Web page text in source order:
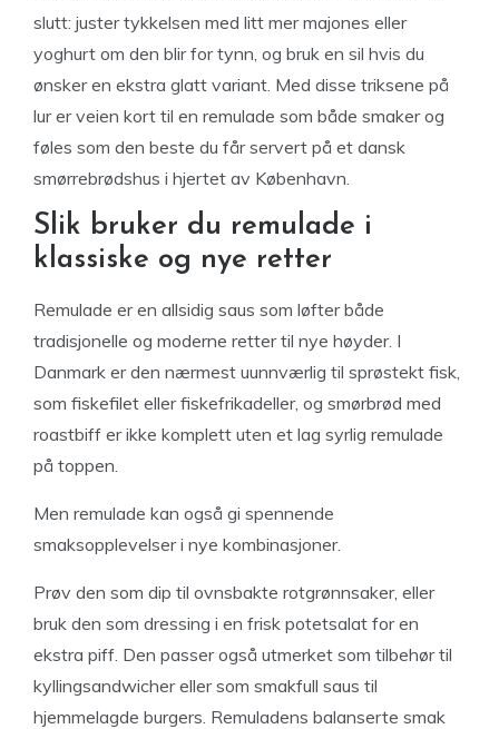
slutt: juster tykkelsen med litt mer majones eller
yoghurt om den blir for tynn, og bruk en sil hvis du
ønsker en ekstra glatt variant. Med disse triksene på
lur er veien kort til en remulade som både smaker og
føles som den beste du får servert på et dansk
smørrebrødshus i hjertet av København.
Slik bruker du remulade i
klassiske og nye retter
Remulade er en allsidig saus som løfter både
tradisjonelle og moderne retter til nye høyder. I
Danmark er den nærmest uunnværlig til sprøstekt fisk,
som fiskefilet eller fiskefrikadeller, og smørbrød med
roastbiff er ikke komplett uten et lag syrlig remulade
på toppen.
Men remulade kan også gi spennende
smaksopplevelser i nye kombinasjoner.
Prøv den som dip til ovnsbakte rotgrønnsaker, eller
bruk den som dressing i en frisk potetsalat for en
ekstra piff. Den passer også utmerket som tilbehør til
kyllingsandwicher eller som smakfull saus til
hjemmelagde burgers. Remuladens balanserte smak